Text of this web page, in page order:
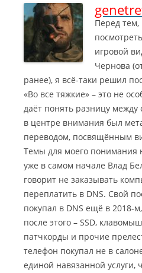
Перед
игровой
Чернова
ранее), я всё-таки решил
«Во все тяжкие» – это не
даёт понять разницу между
в центре внимания был
переводом, посвящённым
Темы для моего понимания
уже в самом начале Влад
говорит не заказывать
переплатить в DNS. Свой
покупал в DNS ещё в 2018-
после этого – SSD,
патчкорды и прочие
телефон покупал не в
единой навязанной услуги,